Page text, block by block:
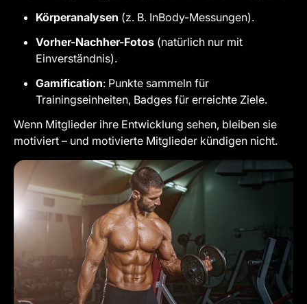
Körperanalysen (z. B. InBody-Messungen).
Vorher-Nachher-Fotos (natürlich nur mit
Einverständnis).
Gamification: Punkte sammeln für
Trainingseinheiten, Badges für erreichte Ziele.
Wenn Mitglieder ihre Entwicklung sehen, bleiben sie
motiviert – und motivierte Mitglieder kündigen nicht.